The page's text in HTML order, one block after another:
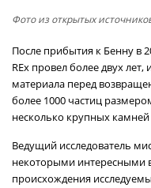
Фото из открытых
После прибытия к Бенну в
REx провел более двух
материала перед
более 1000 частиц
несколько крупных
Ведущий исследователь
некоторыми интересными
происхождения